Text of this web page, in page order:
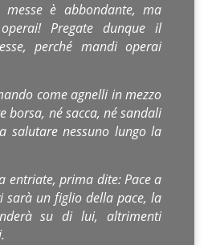
messe è abbondante, ma
Pregate dunque il
perché mandi operai
come agnelli in mezzo
borsa, né sacca, né sandali
salutare nessuno lungo la
entriate, prima dite: Pace a
sarà un figlio della pace, la
su di lui, altrimenti